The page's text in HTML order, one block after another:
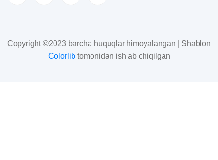
Copyright ©2023 barcha huquqlar himoyalangan | Shablon
Colorlibtomonidan ishlab chiqilgan